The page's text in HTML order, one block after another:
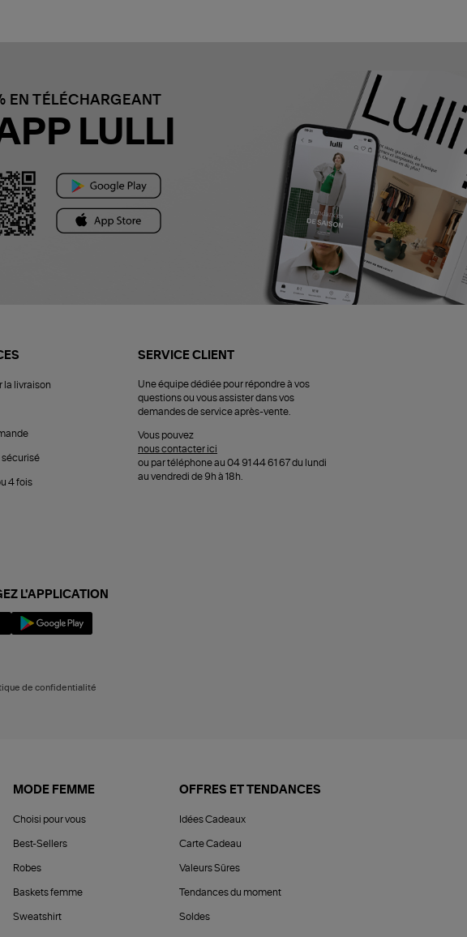
EN TÉLÉCHARGEANT
LULLI
la livraison
sécurisé
4 fois
SERVICE CLIENT
Une équipe dédiée pour répondre à vos
questions ou vous assister dans vos
demandes de service après-vente.
Vous pouvez
nous contacter ici
ou par téléphone au 04 91 44 61 67 du lundi
au vendredi de 9h à 18h.
L'APPLICATION
de confidentialité
MODE FEMME
Choisi pour vous
Best-Sellers
Robes
Baskets femme
Sweatshirt
OFFRES ET TENDANCES
Idées Cadeaux
Carte Cadeau
Valeurs Sûres
Tendances du moment
Soldes